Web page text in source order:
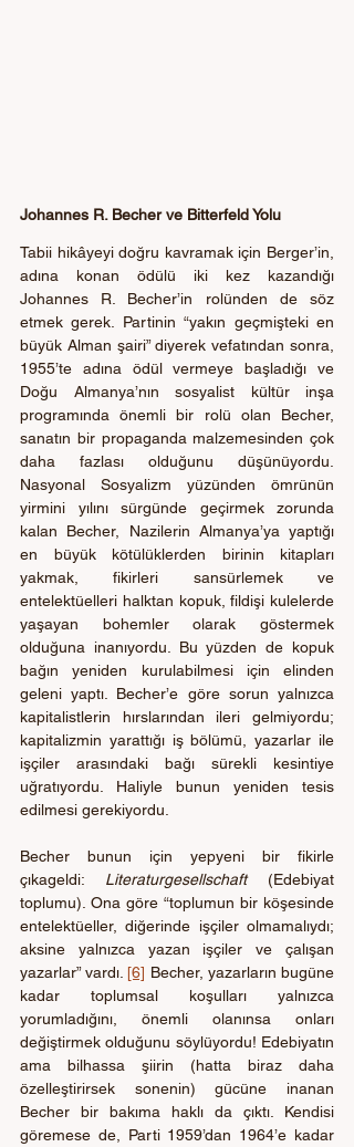
Johannes R. Becher ve Bitterfeld Yolu
Tabii hikâyeyi doğru kavramak için Berger’in,
adına konan ödülü iki kez kazandığı
Johannes R. Becher’in rolünden de söz
etmek gerek. Partinin “yakın geçmişteki en
büyük Alman şairi” diyerek vefatından sonra,
1955’te adına ödül vermeye başladığı ve
Doğu Almanya’nın sosyalist kültür inşa
programında önemli bir rolü olan Becher,
sanatın bir propaganda malzemesinden çok
daha fazlası olduğunu düşünüyordu.
Nasyonal Sosyalizm yüzünden ömrünün
yirmini yılını sürgünde geçirmek zorunda
kalan Becher, Nazilerin Almanya’ya yaptığı
en büyük kötülüklerden birinin kitapları
yakmak, fikirleri sansürlemek ve
entelektüelleri halktan kopuk, fildişi kulelerde
yaşayan bohemler olarak göstermek
olduğuna inanıyordu. Bu yüzden de kopuk
bağın yeniden kurulabilmesi için elinden
geleni yaptı. Becher’e göre sorun yalnızca
kapitalistlerin hırslarından ileri gelmiyordu;
kapitalizmin yarattığı iş bölümü, yazarlar ile
işçiler arasındaki bağı sürekli kesintiye
uğratıyordu. Haliyle bunun yeniden tesis
edilmesi gerekiyordu.
Becher bunun için yepyeni bir fikirle
çıkageldi: Literaturgesellschaft (Edebiyat
toplumu). Ona göre “toplumun bir köşesinde
entelektüeller, diğerinde işçiler olmamalıydı;
aksine yalnızca yazan işçiler ve çalışan
yazarlar” vardı. [6] Becher, yazarların bugüne
kadar toplumsal koşulları yalnızca
yorumladığını, önemli olanınsa onları
değiştirmek olduğunu söylüyordu! Edebiyatın
ama bilhassa şiirin (hatta biraz daha
özelleştirirsek sonenin) gücüne inanan
Becher bir bakıma haklı da çıktı. Kendisi
göremese de, Parti 1959’dan 1964’e kadar